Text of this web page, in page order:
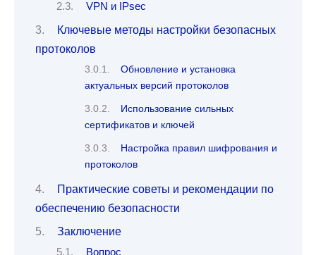
VPN и IPsec
Ключевые методы настройки безопасных
протоколов
Обновление и установка
актуальных версий протоколов
Использование сильных
сертификатов и ключей
Настройка правил шифрования и
протоколов
Практические советы и рекомендации по
обеспечению безопасности
Заключение
Вопрос